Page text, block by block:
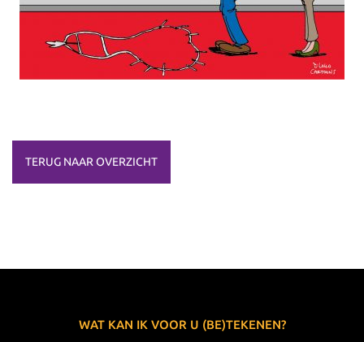
TERUG NAAR OVERZICHT
WAT KAN IK VOOR U (BE)TEKENEN?